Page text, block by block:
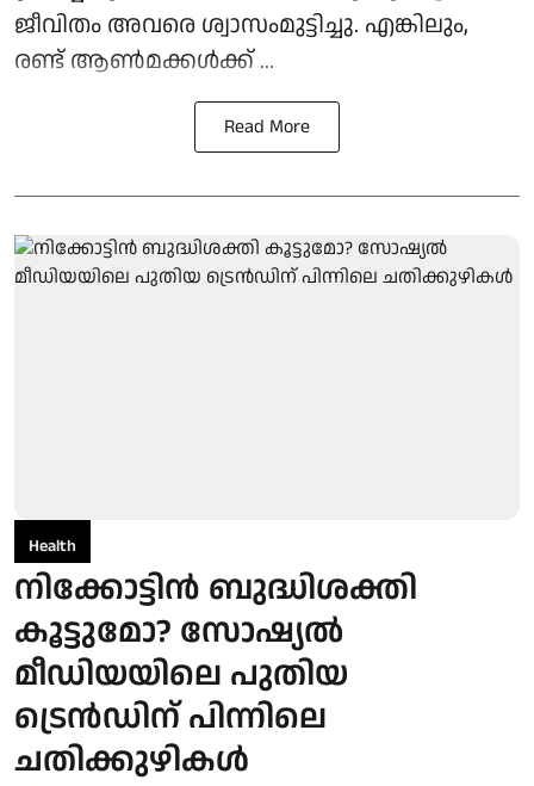
ജീവിതം അവരെ ശ്വാസംമുട്ടിച്ചു. എങ്കിലും,
രണ്ട് ആൺമക്കൾക്ക് ...
Read More
Health
നിക്കോട്ടിൻ ബുദ്ധിശക്തി
കൂട്ടുമോ? സോഷ്യൽ
മീഡിയയിലെ പുതിയ
ട്രെൻഡിന് പിന്നിലെ
ചതിക്കുഴികൾ